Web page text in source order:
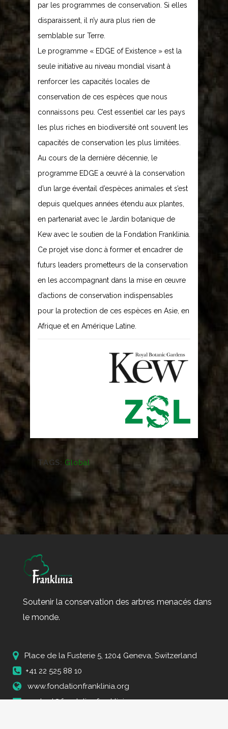
par les programmes de conservation. Si elles
disparaissent, il n’y aura plus rien de
semblable sur Terre.
Le programme « EDGE of Existence » est la
seule initiative au niveau mondial visant à
renforcer les capacités locales de
conservation de ces espèces que nous
connaissons peu. C’est essentiel car les pays
les plus riches en biodiversité ont souvent les
capacités de conservation les plus limitées.
Au cours de la dernière décennie, le
programme EDGE a œuvré à la conservation
d’un large éventail d’espèces animales et s’est
depuis quelques années étendu aux plantes,
en partenariat avec le Jardin botanique de
Kew avec le soutien de la Fondation Franklinia.
Ce projet vise donc à former et encadrer de
futurs leaders prometteurs de la conservation
en les accompagnant dans la mise en œuvre
d’actions de conservation indispensables
pour la protection de ces espèces en Asie, en
Afrique et en Amérique Latine.
TAGS: Global
Soutenir la conservation des arbres menacés dans
le monde.
Place de la Fusterie 5, 1204 Geneva, Switzerland
+41 22 525 88 10
www.fondationfranklinia.org
contact@fondationfranklinia.org